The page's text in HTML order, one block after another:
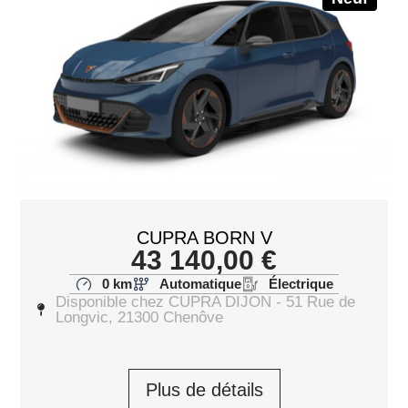
CUPRA BORN V
43 140,00 €
0 km Automatique Électrique
Disponible chez CUPRA DIJON - 51 Rue de
Longvic, 21300 Chenôve
Plus de détails